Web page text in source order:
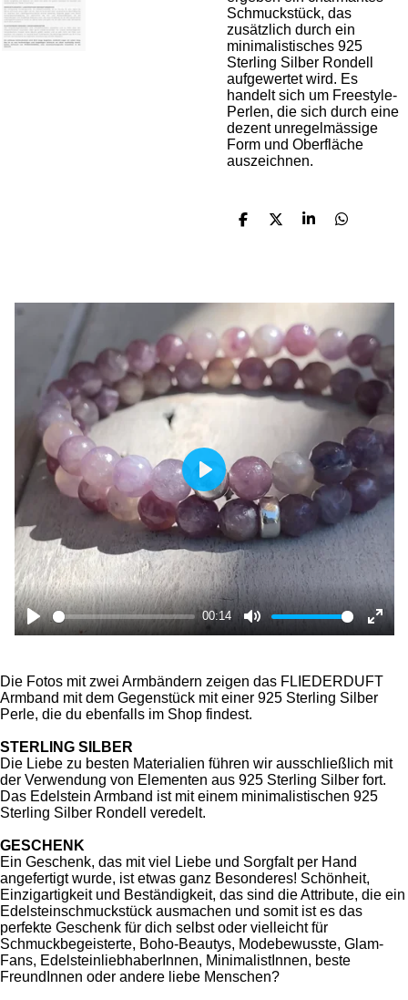
Schmuckstück, das
zusätzlich durch ein
minimalistisches 925
Sterling Silber Rondell
aufgewertet wird. Es
handelt sich um Freestyle-
Perlen, die sich durch eine
dezent unregelmässige
Form und Oberfläche
auszeichnen.
T
T
T
T
P
a
y
00:14
M
t
E
t
f
u
P
l
a
y
Die Fotos mit zwei Armbändern zeigen das FLIEDERDUFT
Armband mit dem Gegenstück mit einer 925 Sterling Silber
Perle, die du ebenfalls im Shop findest.
STERLING SILBER
Die Liebe zu besten Materialien führen wir ausschließlich mit
der Verwendung von Elementen aus 925 Sterling Silber fort.
Das Edelstein Armband ist mit einem minimalistischen 925
Sterling Silber Rondell veredelt.
GESCHENK
Ein Geschenk, das mit viel Liebe und Sorgfalt per Hand
angefertigt wurde, ist etwas ganz Besonderes! Schönheit,
Einzigartigkeit und Beständigkeit, das sind die Attribute, die ein
Edelsteinschmuckstück ausmachen und somit ist es das
perfekte Geschenk für dich selbst oder vielleicht für
Schmuckbegeisterte, Boho-Beautys, Modebewusste, Glam-
Fans, EdelsteinliebhaberInnen, MinimalistInnen, beste
FreundInnen oder andere liebe Menschen?